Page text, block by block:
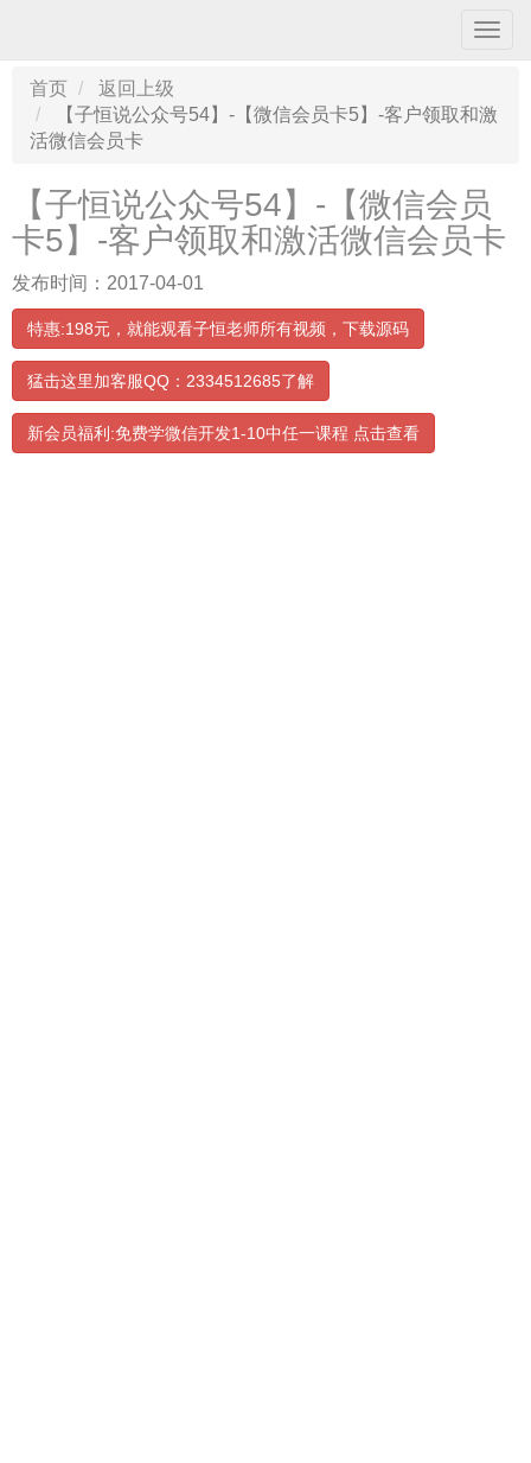
导
航
首页
返回上级
【子恒说公众号54】-【微信会员卡5】-客户领取和激
活微信会员卡
【子恒说公众号54】-【微信会员
卡5】-客户领取和激活微信会员卡
发布时间：2017-04-01
特惠:198元，就能观看子恒老师所有视频，下载源码
猛击这里加客服QQ：2334512685了解
新会员福利:免费学微信开发1-10中任一课程 点击查看